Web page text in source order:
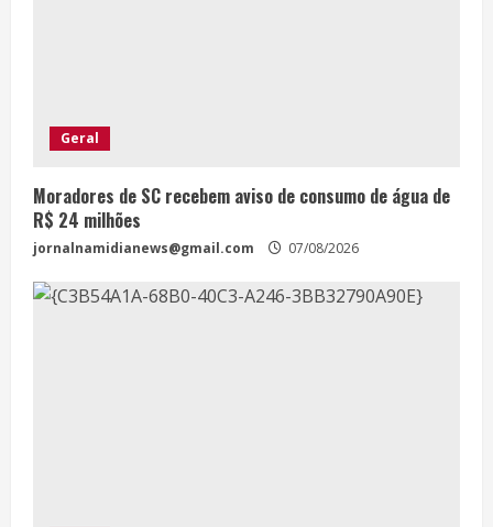
Geral
Moradores de SC recebem aviso de consumo de água de
R$ 24 milhões
jornalnamidianews@gmail.com 07/08/2026